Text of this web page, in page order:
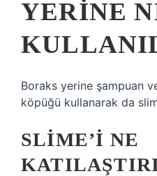
YERINE
Boraks yerine şampuan
köpüğü kullanarak da
SLIME’I NE